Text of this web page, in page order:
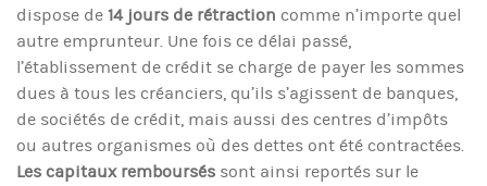
dispose de 14 jours de rétraction comme n’importe quel
autre emprunteur. Une fois ce délai passé,
l’établissement de crédit se charge de payer les sommes
dues à tous les créanciers, qu’ils s’agissent de banques,
de sociétés de crédit, mais aussi des centres d’impôts
ou autres organismes où des dettes ont été contractées.
Les capitaux remboursés sont ainsi reportés sur le